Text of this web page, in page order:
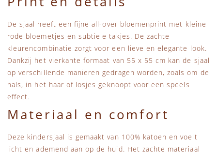
De sjaal heeft een fijne all-over bloemenprint met kleine
rode bloemetjes en subtiele takjes. De zachte
kleurencombinatie zorgt voor een lieve en elegante look.
Dankzij het vierkante formaat van 55 x 55 cm kan de sjaal
op verschillende manieren gedragen worden, zoals om de
hals, in het haar of losjes geknoopt voor een speels
effect.
Materiaal en comfort
Deze kindersjaal is gemaakt van 100% katoen en voelt
licht en ademend aan op de huid. Het zachte materiaal